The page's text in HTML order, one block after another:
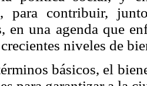
para contribuir,
en una agenda que
niveles de
básicos, el